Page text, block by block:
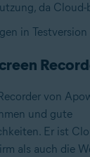
da Cloud-
in Testversion
von
und gute
Er ist
als auch die